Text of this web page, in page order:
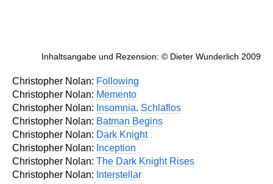
Inhaltsangabe und Rezension: © Dieter Wunderlich 2009
Christopher Nolan: Following
Christopher Nolan: Memento
Christopher Nolan: Insomnia. Schlaflos
Christopher Nolan: Batman Begins
Christopher Nolan: Dark Knight
Christopher Nolan: Inception
Christopher Nolan: The Dark Knight Rises
Christopher Nolan: Interstellar